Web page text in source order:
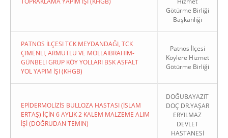
Götürme Birliği
Başkanlığı
PATNOS İLÇESI TCK MEYDANDAĞI, TCK
ÇIMENLI, ARMUTLU VE MOLLAIBRAHIM-
GÜNBELI GRUP KÖY YOLLARI BSK ASFALT
YOL YAPIM İŞI (KHGB)
Patnos İlçesi
Köylere Hizmet
Götürme Birliği
EPİDERMOLİZİS BULLOZA HASTASI (İSLAM
ERTAŞ) İÇİN 6 AYLIK 2 KALEM MALZEME ALIM
İŞİ (DOĞRUDAN TEMIN)
DOĞUBAYAZIT
DOÇ DR.YAŞAR
ERYILMAZ
DEVLET
HASTANESİ